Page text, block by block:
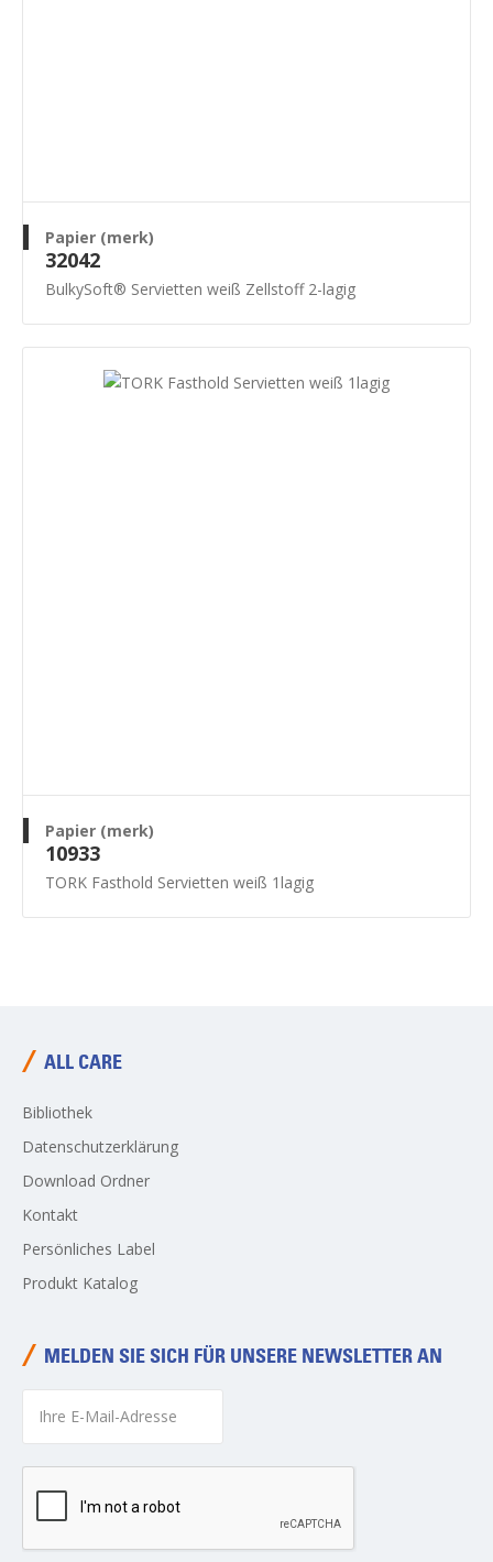
Papier (merk)
32042
BulkySoft® Servietten weiß Zellstoff 2-lagig
Papier (merk)
10933
TORK Fasthold Servietten weiß 1lagig
ALL CARE
Bibliothek
Datenschutzerklärung
Download Ordner
Kontakt
Persönliches Label
Produkt Katalog
MELDEN SIE SICH FÜR UNSERE NEWSLETTER AN